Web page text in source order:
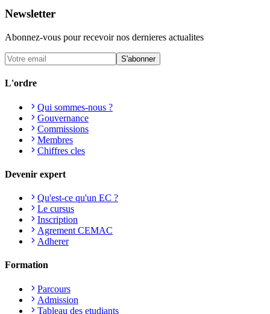
Newsletter
Abonnez-vous pour recevoir nos dernieres actualites
S'abonner
L'ordre
Qui sommes-nous ?
Gouvernance
Commissions
Membres
Chiffres cles
Devenir expert
Qu'est-ce qu'un EC ?
Le cursus
Inscription
Agrement CEMAC
Adherer
Formation
Parcours
Admission
Tableau des etudiants